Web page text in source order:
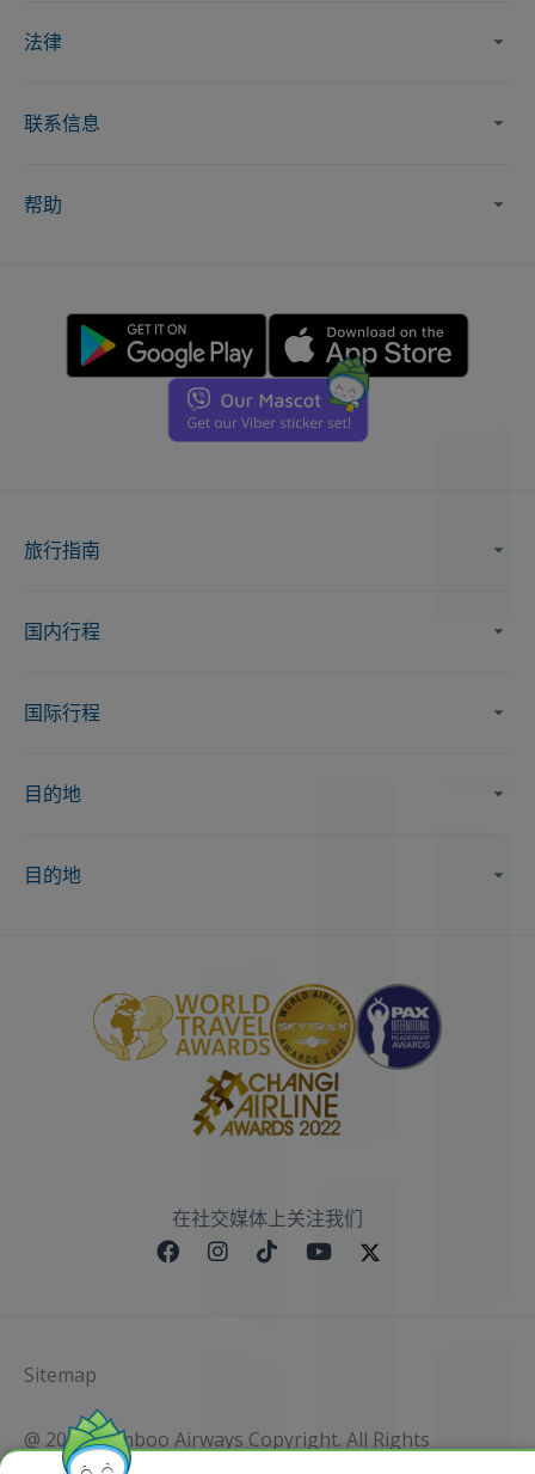
法律
联系信息
帮助
旅行指南
国内行程
国际行程
目的地
目的地
在社交媒体上关注我们
Sitemap
@ 2023 Bamboo Airways Copyright. All Rights
Reserved.